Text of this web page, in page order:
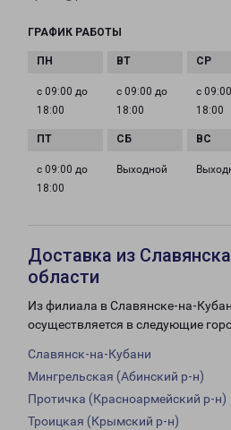
ГРАФИК РАБОТЫ
с 09:00 до
18:00
с 09:00 до
18:00
с
18:00
с 09:00 до
18:00
Выходной
Доставка из
области
Из филиала в Славянске-на-
осуществляется в следующие
Славянск-на-Кубани
Мингрельская (Абинский р-н)
Протичка (Красноармейский р-н)
Троицкая (Крымский р-н)